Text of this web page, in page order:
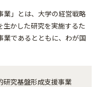
業」とは、大学の経営戦略
生かした研究を実施するた
業であるとともに、わが国
研究基盤形成支援事業